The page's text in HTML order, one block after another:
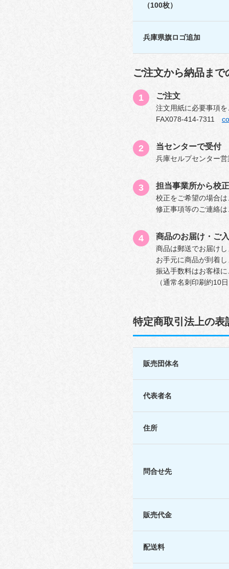
（100枚）
兵庫県旗ロゴ追加
ご注文から納品まで
ご注文
注文用紙に必要事項
FAX078-414-7311
当センターで受付
兵庫セルプセンター
担当事業所から校
校正をご希望の場合
修正事項等のご連絡
商品のお届け・ご
商品は郵送でお届け
お手元に商品が到着
振込手数料はお客様
（通常名刺印刷約10
特定商取引法上の表
販売団体名
代表者名
住所
問合せ先
販売代金
配送料